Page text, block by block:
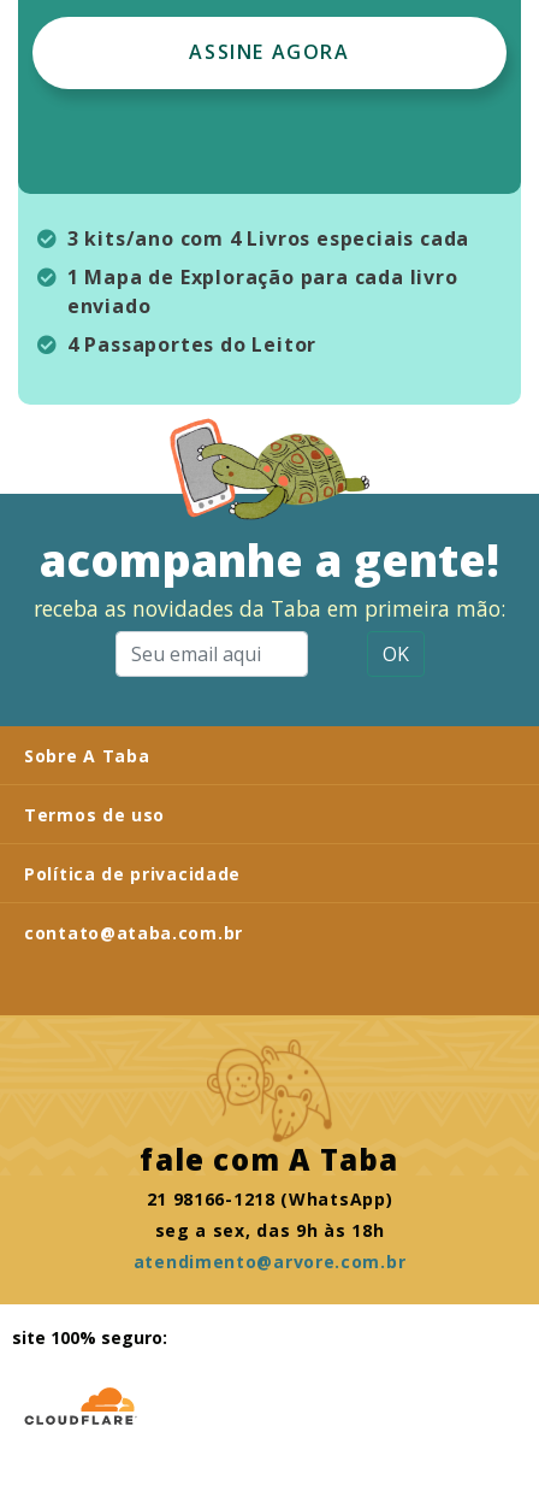
ASSINE AGORA
3 kits/ano com 4 Livros especiais cada
1 Mapa de Exploração para cada livro
enviado
4 Passaportes do Leitor
acompanhe a gente!
receba as novidades da Taba em primeira mão:
OK
Sobre A Taba
Termos de uso
Política de privacidade
contato@ataba.com.br
fale com A Taba
21 98166-1218 (WhatsApp)
seg a sex, das 9h às 18h
atendimento@arvore.com.br
site 100% seguro: